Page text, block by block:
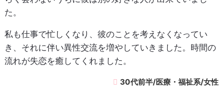
た。
私も仕事で忙しくなり、彼のことを考えなくなってい
き、それに伴い異性交流を増やしていきました。時間の
流れが失恋を癒してくれました。
30代前半/医療・福祉系/女性